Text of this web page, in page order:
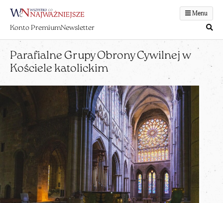
Menu
Konto PremiumNewsletter
Parafialne Grupy Obrony Cywilnej w
Kościele katolickim